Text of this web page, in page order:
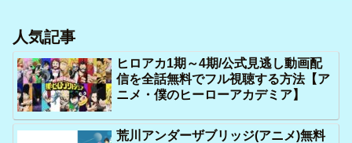
人気記事
ヒロアカ1期～4期/公式見逃し動画配
信を全話無料でフル視聴する方法【ア
ニメ・僕のヒーローアカデミア】
荒川アンダーザブリッジ(アニメ)無料